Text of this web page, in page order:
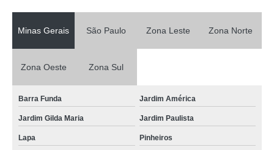
Minas Gerais São Paulo Zona Leste Zona Norte
Zona Oeste Zona Sul
Barra Funda Jardim América
Jardim Gilda Maria Jardim Paulista
Lapa Pinheiros